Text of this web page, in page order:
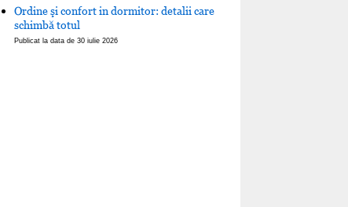
Ordine şi confort in dormitor: detalii care
schimbă totul
Publicat la data de 30 iulie 2026